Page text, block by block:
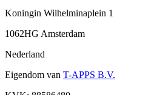
Koningin Wilhelminaplein 1
1062HG Amsterdam
Nederland
Eigendom van T-APPS B.V.